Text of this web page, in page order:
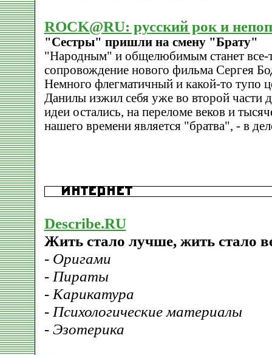
ROCK@RU: русский рок и
"Сестры" пришли на смену "Брату"
"Народным" и общелюбимым станет все-
сопровождение нового фильма Сергея
Немного флегматичный и какой-то тупо
Данилы изжил себя уже во второй части
идеи остались, на переломе веков и
нашего времени является "братва", - в
Describe.RU
Жить стало лучше, жить стало
- Оригами
- Пираты
- Карикатура
- Психологические материалы
- Эзотерика